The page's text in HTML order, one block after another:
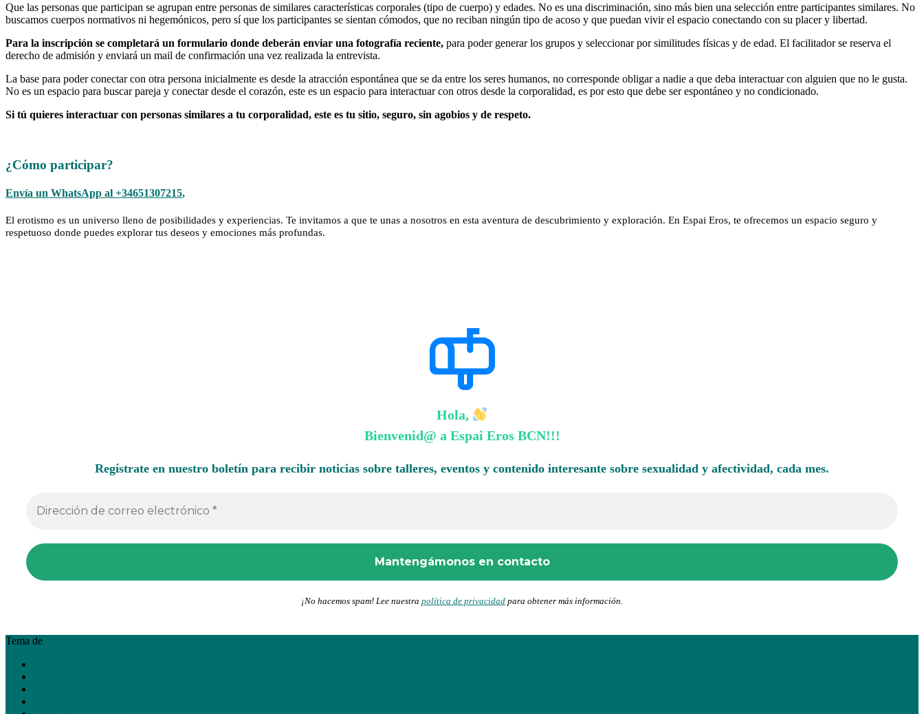
Que las personas que participan se agrupan entre personas de similares características corporales (tipo de cuerpo) y edades. No es una discriminación, sino más bien una selección entre participantes similares. No
buscamos cuerpos normativos ni hegemónicos, pero sí que los participantes se sientan cómodos, que no reciban ningún tipo de acoso y que puedan vivir el espacio conectando con su placer y libertad.
Para la inscripción se completará un formulario donde deberán enviar una fotografía reciente, para poder generar los grupos y seleccionar por similitudes físicas y de edad. El facilitador se reserva el
derecho de admisión y enviará un mail de confirmación una vez realizada la entrevista.
La base para poder conectar con otra persona inicialmente es desde la atracción espontánea que se da entre los seres humanos, no corresponde obligar a nadie a que deba interactuar con alguien que no le gusta.
No es un espacio para buscar pareja y conectar desde el corazón, este es un espacio para interactuar con otros desde la corporalidad, es por esto que debe ser espontáneo y no condicionado.
Si tú quieres interactuar con personas similares a tu corporalidad, este es tu sitio, seguro, sin agobios y de respeto.
¿Cómo participar?
Envía un WhatsApp al +34651307215,
El erotismo es un universo lleno de posibilidades y experiencias. Te invitamos a que te unas a nosotros en esta aventura de descubrimiento y exploración. En Espai Eros, te ofrecemos un espacio seguro y
respetuoso donde puedes explorar tus deseos y emociones más profundas.
Hola,
Bienvenid@ a Espai Eros BCN!!!
Regístrate en nuestro boletín para recibir noticias sobre talleres, eventos y contenido interesante sobre sexualidad y afectividad, cada mes.
¡No hacemos spam! Lee nuestra política de privacidad para obtener más información.
Tema de